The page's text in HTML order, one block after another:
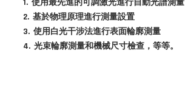
2. 基於物理原理進行測量設置
3. 使用白光干涉法進行表面輪廓測量
4. 光束輪廓測量和機械尺寸檢查，等等。